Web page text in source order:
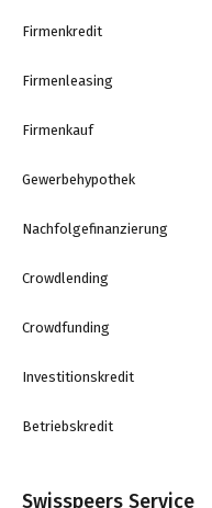
Firmenkredit
Firmenleasing
Firmenkauf
Gewerbehypothek
Nachfolgefinanzierung
Crowdlending
Crowdfunding
Investitionskredit
Betriebskredit
Swisspeers Service